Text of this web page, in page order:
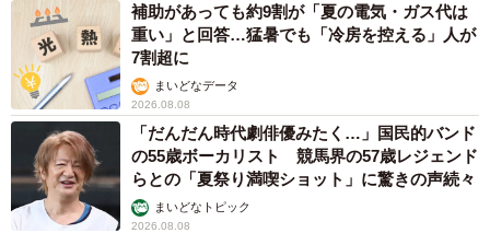
補助があっても約9割が「夏の電気・ガス代は
重い」と回答…猛暑でも「冷房を控える」人が
7割超に
まいどなデータ
2026.08.08
「だんだん時代劇俳優みたく…」国民的バンド
の55歳ボーカリスト 競馬界の57歳レジェンド
らとの「夏祭り満喫ショット」に驚きの声続々
まいどなトピック
2026.08.08